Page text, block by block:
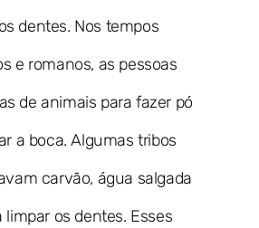
dentes. Nos tempos
e romanos, as pessoas
de animais para fazer pó
a boca. Algumas tribos
carvão, água salgada
limpar os dentes. Esses